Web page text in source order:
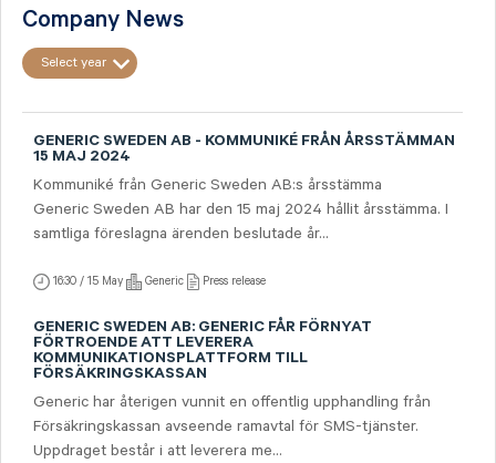
Company News
Select year
GENERIC SWEDEN AB - KOMMUNIKÉ FRÅN ÅRSSTÄMMAN
15 MAJ 2024
Kommuniké från Generic Sweden AB:s årsstämma
Generic Sweden AB har den 15 maj 2024 hållit årsstämma. I
samtliga föreslagna ärenden beslutade år...
16:30 / 15 May Generic Press release
GENERIC SWEDEN AB: GENERIC FÅR FÖRNYAT
FÖRTROENDE ATT LEVERERA
KOMMUNIKATIONSPLATTFORM TILL
FÖRSÄKRINGSKASSAN
Generic har återigen vunnit en offentlig upphandling från
Försäkringskassan avseende ramavtal för SMS-tjänster.
Uppdraget består i att leverera me...